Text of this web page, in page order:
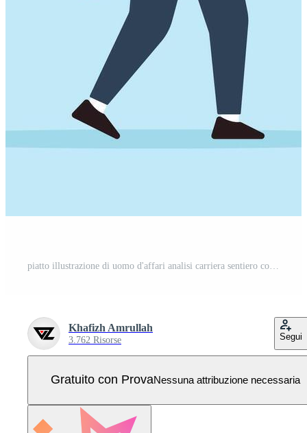
Khafizh Amrullah
3.762 Risorse Segui
Gratuito con ProvaNessuna attribuzione necessaria